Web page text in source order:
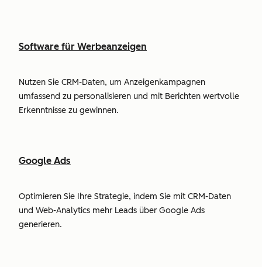
Software für Werbeanzeigen
Nutzen Sie CRM-Daten, um Anzeigenkampagnen
umfassend zu personalisieren und mit Berichten wertvolle
Erkenntnisse zu gewinnen.
Google Ads
Optimieren Sie Ihre Strategie, indem Sie mit CRM-Daten
und Web-Analytics mehr Leads über Google Ads
generieren.